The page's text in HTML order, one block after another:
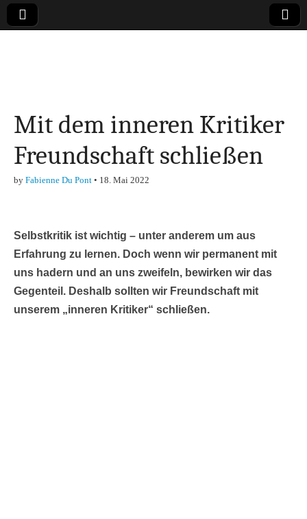
Finanzen,
Marketing-, Vertrieb-
Mit dem inneren Kritiker
Freundschaft schließen
by Fabienne Du Pont • 18. Mai 2022
Selbstkritik ist wichtig – unter anderem um aus
Erfahrung zu lernen. Doch wenn wir permanent mit
uns hadern und an uns zweifeln, bewirken wir das
Gegenteil. Deshalb sollten wir Freundschaft mit
unserem „inneren Kritiker“ schließen.